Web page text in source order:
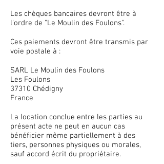
Les chèques bancaires devront être à
l'ordre de "Le Moulin des Foulons".
Ces paiements devront être transmis par
voie postale à :
SARL Le Moulin des Foulons
Les Foulons
37310 Chédigny
France
La location conclue entre les parties au
présent acte ne peut en aucun cas
bénéficier même partiellement à des
tiers, personnes physiques ou morales,
sauf accord écrit du propriétaire.